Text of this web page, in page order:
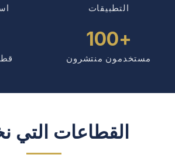
التطبيقات
+100
مستخدمون منتشرون
القطاعات التي